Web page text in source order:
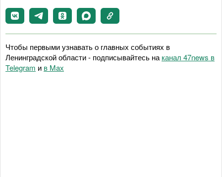
Чтобы первыми узнавать о главных событиях в
Ленинградской области - подписывайтесь на канал 47news в
Telegram и в Maх